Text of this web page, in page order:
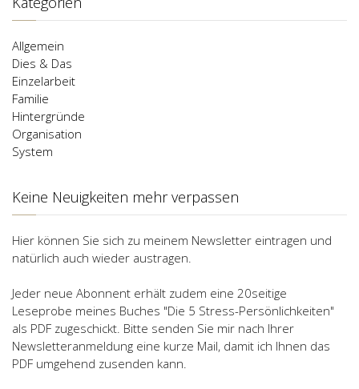
Allgemein
Dies & Das
Einzelarbeit
Familie
Hintergründe
Organisation
System
Keine Neuigkeiten mehr verpassen
Hier können Sie sich zu meinem Newsletter eintragen und
natürlich auch wieder austragen.
Jeder neue Abonnent erhält zudem eine 20seitige
Leseprobe meines Buches "Die 5 Stress-Persönlichkeiten"
als PDF zugeschickt. Bitte senden Sie mir nach Ihrer
Newsletteranmeldung eine kurze Mail, damit ich Ihnen das
PDF umgehend zusenden kann.